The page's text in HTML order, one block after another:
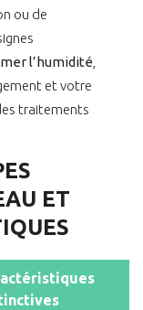
ou de
l’humidité
et votre
traitements
ET